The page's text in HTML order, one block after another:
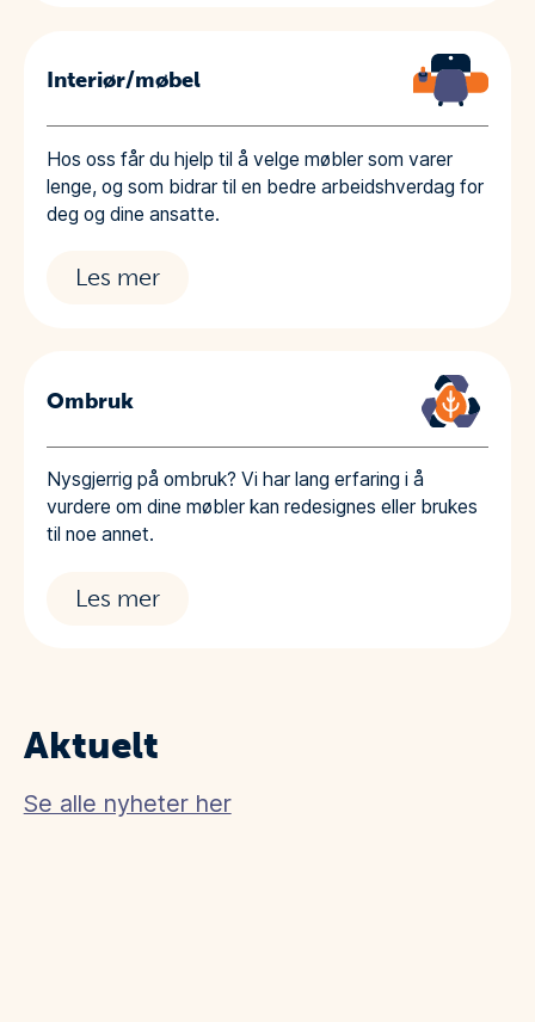
Interiør/møbel
Hos oss får du hjelp til å velge møbler som varer
lenge, og som bidrar til en bedre arbeidshverdag for
deg og dine ansatte.
Les mer
Ombruk
Nysgjerrig på ombruk? Vi har lang erfaring i å
vurdere om dine møbler kan redesignes eller brukes
til noe annet.
Les mer
Aktuelt
Se alle nyheter her